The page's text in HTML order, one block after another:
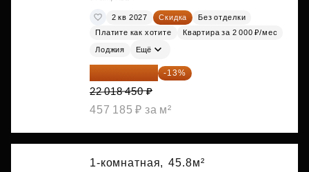
2 кв 2027 Скидка
Без отделки
Платите как хотите
Квартира за 2 000 ₽/мес
Лоджия Ещё
19 156 052 ₽ -13%
22 018 450 ₽
457 185 ₽ за м²
1-комнатная, 45.8м²